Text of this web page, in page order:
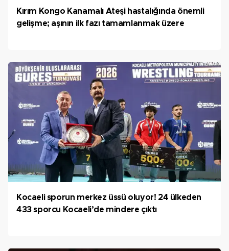
Kırım Kongo Kanamalı Ateşi hastalığında önemli
gelişme; aşının ilk fazı tamamlanmak üzere
Kocaeli sporun merkez üssü oluyor! 24 ülkeden
433 sporcu Kocaeli’de mindere çıktı